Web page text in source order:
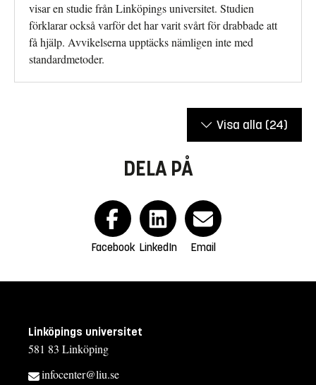
visar en studie från Linköpings universitet. Studien
förklarar också varför det har varit svårt för drabbade att
få hjälp. Avvikelserna upptäcks nämligen inte med
standardmetoder.
Visa alla (24)
DELA PÅ
Facebook LinkedIn Email
Linköpings universitet
581 83 Linköping
infocenter@liu.se